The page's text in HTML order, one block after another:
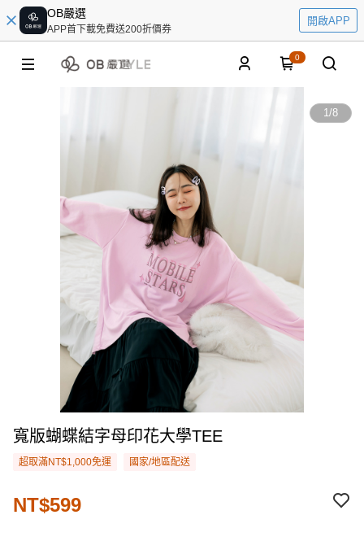
OB嚴選
APP首下載免費送200折價券
開啟APP
0
1/8
寬版蝴蝶結字母印花大學TEE
超取滿NT$1,000免運 國家/地區配送
NT$599